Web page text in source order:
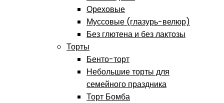
Ореховые
Муссовые (глазурь-велюр)
Без глютена и без лактозы
Торты
Бенто-торт
Небольшие торты для
семейного праздника
Торт Бомба